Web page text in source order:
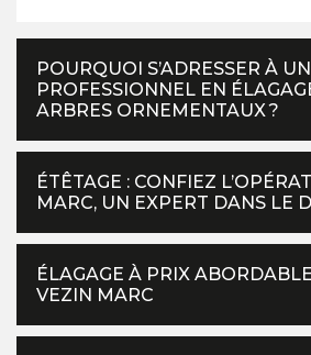
POURQUOI S’ADRESSER À
PROFESSIONNEL EN
ARBRES ORNEMENTAUX ?
ÉTÊTAGE : CONFIEZ
MARC, UN EXPERT DANS LE
ÉLAGAGE À PRIX
VEZIN MARC